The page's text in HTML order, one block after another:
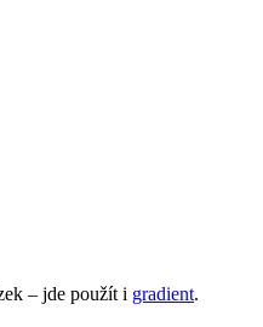
– jde použít i gradient.